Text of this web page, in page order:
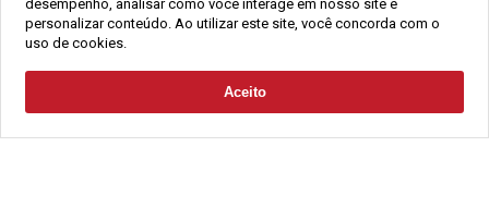
Solicitar Contato
(48) 3220-1045
Alameda César Nascimento, 549, Salas 1, 2 e 3 -
Jurerê, - Florianópolis - SC
2021 Copyright - Gralha Imóveis CRECI 008060/O - Todos os direitos
CNPJ:18.091.083/0001-37
desempenho, analisar como você interage em nosso site e
personalizar conteúdo. Ao utilizar este site, você concorda com o
uso de cookies.
Aceito